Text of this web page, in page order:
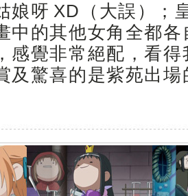
娘呀 XD（大誤）；
中的其他女角全都
感覺非常絕配，看
及驚喜的是紫苑出